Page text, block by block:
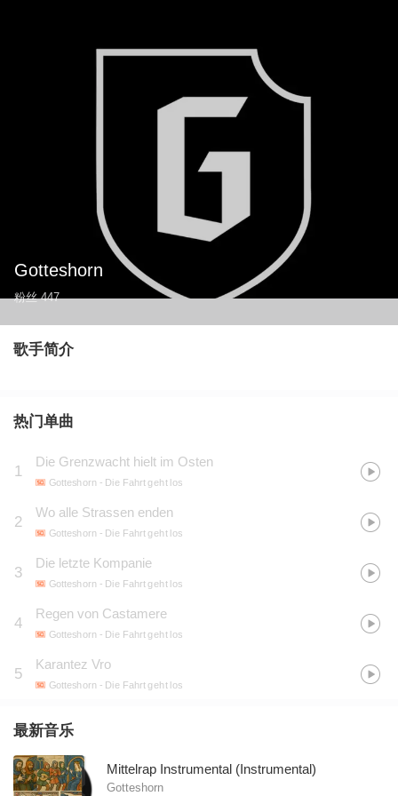
Gotteshorn
粉丝 447
歌手简介
热门单曲
1
Die Grenzwacht hielt im Osten
Gotteshorn - Die Fahrt geht los
2
Wo alle Strassen enden
Gotteshorn - Die Fahrt geht los
3
Die letzte Kompanie
Gotteshorn - Die Fahrt geht los
4
Regen von Castamere
Gotteshorn - Die Fahrt geht los
5
Karantez Vro
Gotteshorn - Die Fahrt geht los
最新音乐
Mittelrap Instrumental (Instrumental)
Gotteshorn